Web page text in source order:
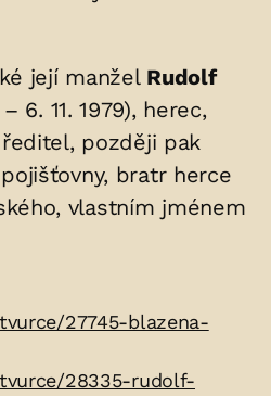
její manžel Rudolf
6. 11. 1979), herec,
později pak
bratr herce
vlastním jménem
27745-blazena-
28335-rudolf-